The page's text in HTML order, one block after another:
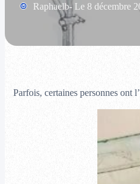
Raphaelb- Le 8 décembre
Parfois, certaines personnes ont